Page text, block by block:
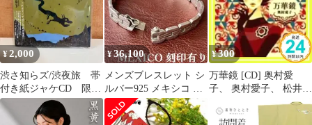
¥2,000
渋さ知らズ/渋夜旅 帯
付き紙ジャケCD 限定
特典おまけDVD付き
¥36,100
メンズブレスレット シ
ルバー925 メキシコ ジ
オメトリック リンク 刻
印
¥300
万華鏡 [CD] 奥村愛
子、 奥村愛子、 松井五
郎、 川上夏季、 安部
潤、 中野定博、 渋さ知